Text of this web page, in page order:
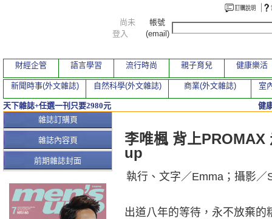
本期文章
李唯楓 背上
up
執行、文字／Emma；攝影／
出道八年的等待，永不放棄
雜誌訂購頁
雜誌內容頁
前期雜誌封面
尚未
登入
帳號
(email)
財經企管 語言學習 流行時尚 親子育兒 健康樂活
新聞時事(外文雜誌) 自然科學(外文雜誌) 商業(外文雜誌) 室
天下雜誌+任選一刊只要2980元 健